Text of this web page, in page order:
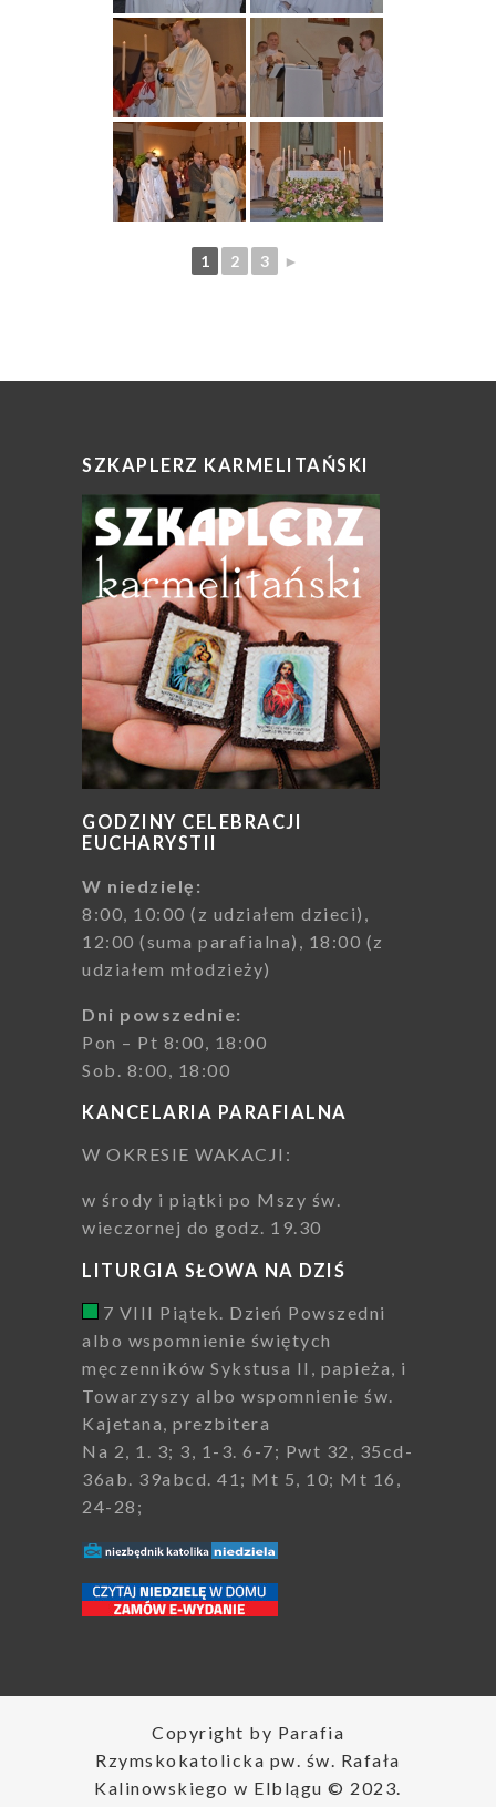
1 2 3 ►
SZKAPLERZ KARMELITAŃSKI
GODZINY CELEBRACJI
EUCHARYSTII
W niedzielę:
8:00, 10:00 (z udziałem dzieci),
12:00 (suma parafialna), 18:00 (z
udziałem młodzieży)
Dni powszednie:
Pon – Pt 8:00, 18:00
Sob. 8:00, 18:00
KANCELARIA PARAFIALNA
W OKRESIE WAKACJI:
w środy i piątki po Mszy św.
wieczornej do godz. 19.30
LITURGIA SŁOWA NA DZIŚ
7 VIII Piątek. Dzień Powszedni
albo wspomnienie świętych
męczenników Sykstusa II, papieża, i
Towarzyszy albo wspomnienie św.
Kajetana, prezbitera
Na 2, 1. 3; 3, 1-3. 6-7; Pwt 32, 35cd-
36ab. 39abcd. 41; Mt 5, 10; Mt 16,
24-28;
Copyright by Parafia
Rzymskokatolicka pw. św. Rafała
Kalinowskiego w Elblągu © 2023.